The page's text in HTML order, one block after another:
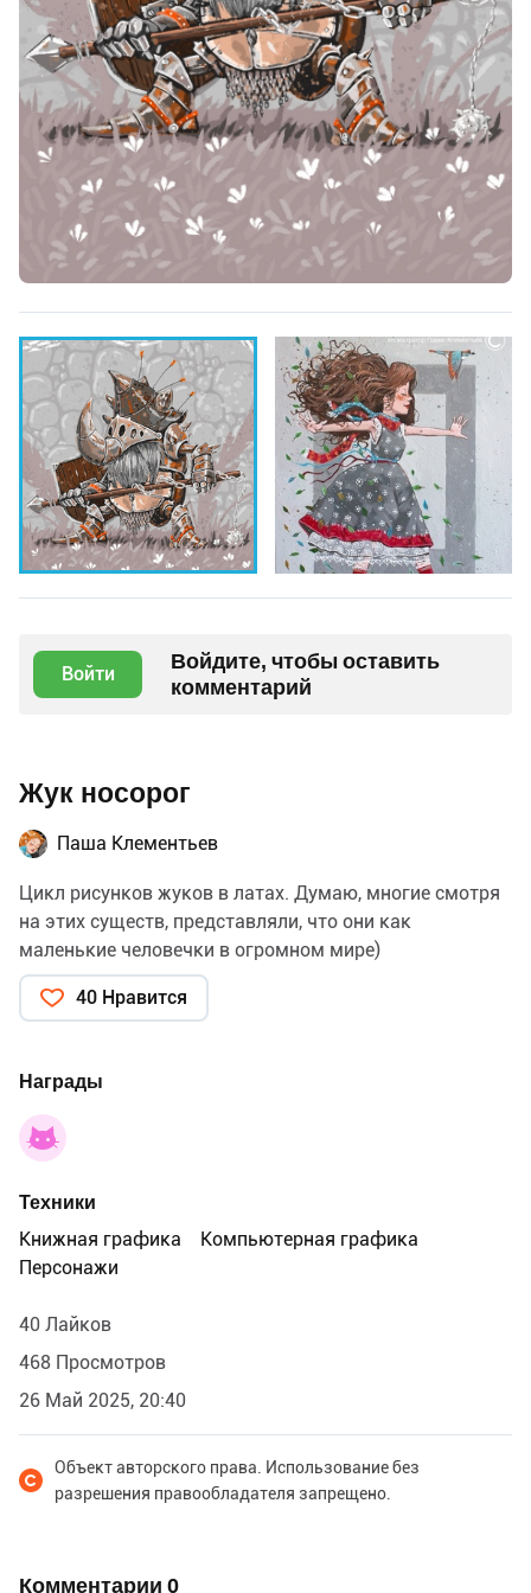
Войти
Войдите, чтобы оставить
комментарий
Жук носорог
Паша Клементьев
Цикл рисунков жуков в латах. Думаю, многие смотря
на этих существ, представляли, что они как
маленькие человечки в огромном мире)
40 Нравится
Награды
Техники
Книжная графика
Компьютерная графика
Персонажи
40 Лайков
468 Просмотров
26 Май 2025, 20:40
Объект авторского права. Использование без
разрешения правообладателя запрещено.
Комментарии 0